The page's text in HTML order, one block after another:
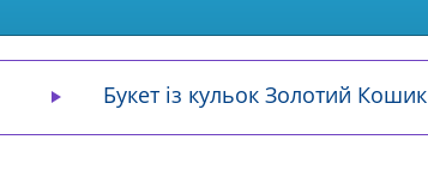
Букет із кульок Золотий Кошик